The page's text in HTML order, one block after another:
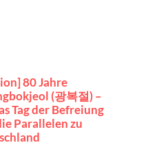
80 Jahre
(광복절) –
Tag der Befreiung
Parallelen zu